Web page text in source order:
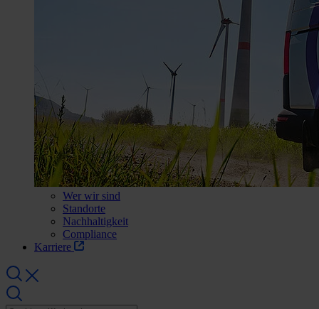
Wer wir sind
Standorte
Nachhaltigkeit
Compliance
Karriere